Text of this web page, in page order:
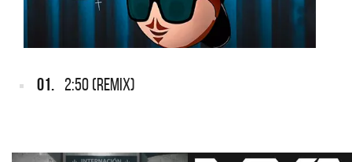
01. 2:50 (REMIX)